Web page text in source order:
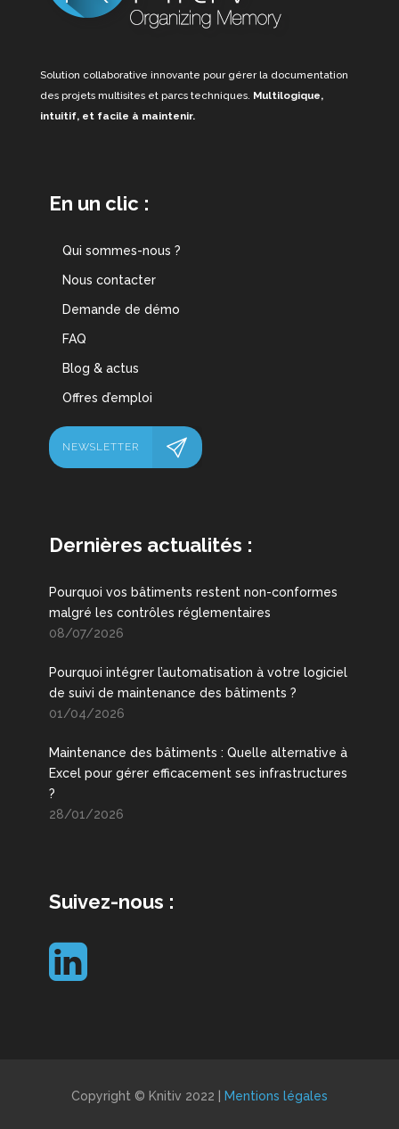
Solution collaborative innovante pour gérer la documentation
des projets multisites et parcs techniques. Multilogique,
intuitif, et facile à maintenir.
En un clic :
Qui sommes-nous ?
Nous contacter
Demande de démo
FAQ
Blog & actus
Offres d’emploi
NEWSLETTER
Dernières actualités :
Pourquoi vos bâtiments restent non-conformes
malgré les contrôles réglementaires
08/07/2026
Pourquoi intégrer l’automatisation à votre logiciel
de suivi de maintenance des bâtiments ?
01/04/2026
Maintenance des bâtiments : Quelle alternative à
Excel pour gérer efficacement ses infrastructures
?
28/01/2026
Suivez-nous :
Copyright © Knitiv 2022 | Mentions légales